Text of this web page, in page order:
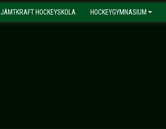
JÄMTKRAFT HOCKEYSKOLA HOCKEYGYMNASIUM